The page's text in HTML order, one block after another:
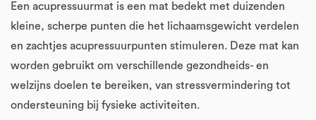
Een acupressuurmat is een mat bedekt met duizenden
kleine, scherpe punten die het lichaamsgewicht verdelen
en zachtjes acupressuurpunten stimuleren. Deze mat kan
worden gebruikt om verschillende gezondheids- en
welzijns doelen te bereiken, van stressvermindering tot
ondersteuning bij fysieke activiteiten.